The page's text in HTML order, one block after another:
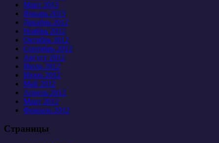
Март 2013
Январь 2013
Декабрь 2012
Ноябрь 2012
Октябрь 2012
Сентябрь 2012
Август 2012
Июль 2012
Июнь 2012
Май 2012
Апрель 2012
Март 2012
Февраль 2012
Страницы